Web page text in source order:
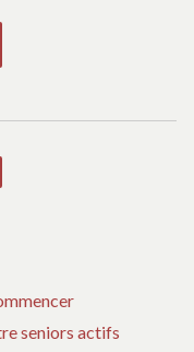
seniors actifs